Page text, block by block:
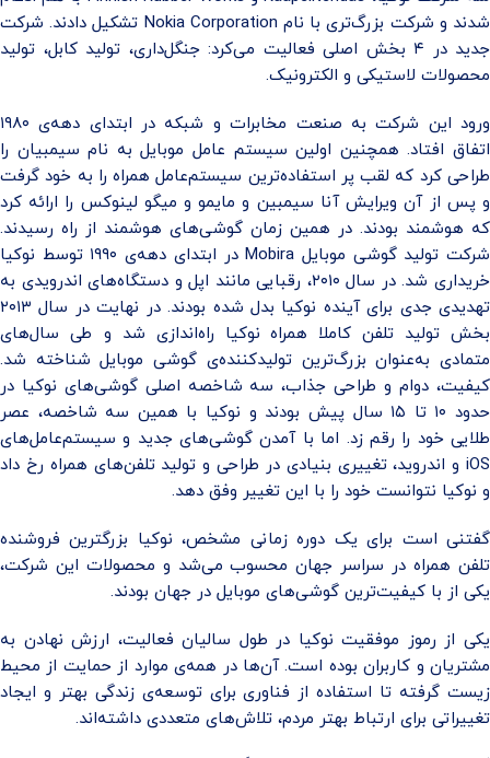
شدند و شرکت بزرگ‌تری با نام Nokia Corporation تشکیل دادند. شرکت
جدید در ۴ بخش اصلی فعالیت می‌کرد: جنگل‌داری، تولید کابل، تولید
محصولات لاستیکی و الکترونیک.
ورود این شرکت به صنعت مخابرات و شبکه در ابتدای دهه‌ی ۱۹۸۰
اتفاق افتاد. همچنین اولین سیستم عامل موبایل به نام سیمبیان را
طراحی کرد که لقب پر استفاده‌‌ترین سیستم‌عامل همراه را به خود گرفت
و پس از آن ویرایش آنا سیمبین و مایمو و میگو لینوکس را ارائه کرد
که هوشمند بودند. در همین زمان گوشی‌های هوشمند از راه رسیدند.
شرکت تولید گوشی موبایل Mobira
در ابتدای دهه‌ی ۱۹۹۰ توسط نوکیا
خریداری شد.
در سال ۲۰۱۰، رقبایی مانند اپل و دستگاه‌های اندرویدی به
تهدیدی جدی برای آینده نوکیا بدل شده بودند
. در نهایت در سال ۲۰۱۳
بخش تولید تلفن کاملا همراه نوکیا راه‌اندازی شد و طی سال‌های
متمادی به‌‌عنوان بزرگ‌ترین تولیدکننده‌ی گوشی موبایلشناخته شد.
کیفیت، دوام و طراحی جذاب، سه شاخصه اصلی گوشی‌های نوکیا در
حدود ۱۰ تا ۱۵ سال پیش بودند و نوکیا با همین سه شاخصه، عصر
طلایی خود را رقم زد. اما با آمدن گوشی‌های جدید و سیستم‌عامل‌های
iOS و اندروید، تغییری بنیادی در طراحی و تولید تلفن‌های همراه رخ داد
و نوکیا نتوانست خود را با این تغییر وفق دهد.
گفتنی است برای یک دوره زمانی مشخص، نوکیا بزرگترین فروشنده
تلفن همراه در سراسر جهان محسوب می‌شد و محصولات این شرکت،
یکی از با کیفیت‌ترین گوشی‌های موبایل در جهان بودند.
یکی از رموز موفقیت نوکیا در طول سالیان فعالیت، ارزش نهادن به
مشتریان و کاربران بوده است. آن‌ها در همه‌ی موارد از حمایت از محیط‌
زیست گرفته تا استفاده از فناوری برای توسعه‌ی زندگی بهتر و ایجاد
تغییراتی برای ارتباط بهتر مردم، تلاش‌های متعددی داشته‌اند.